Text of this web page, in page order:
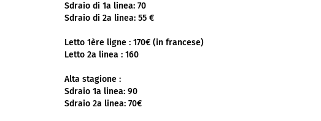
Sdraio di 1a linea: 70
Sdraio di 2a linea: 55 €
Letto 1ère ligne : 170€ (in francese)
Letto 2a linea : 160
Alta stagione :
Sdraio 1a linea: 90
Sdraio 2a linea: 70€